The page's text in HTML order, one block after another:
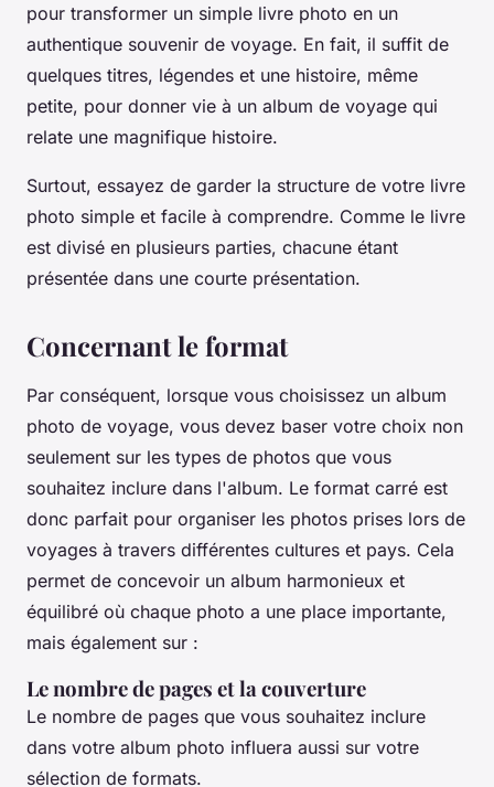
pour transformer un simple livre photo en un
authentique souvenir de voyage. En fait, il suffit de
quelques titres, légendes et une histoire, même
petite, pour donner vie à un album de voyage qui
relate une magnifique histoire.
Surtout, essayez de garder la structure de votre livre
photo simple et facile à comprendre. Comme le livre
est divisé en plusieurs parties, chacune étant
présentée dans une courte présentation.
Concernant le format
Par conséquent, lorsque vous choisissez un album
photo de voyage, vous devez baser votre choix non
seulement sur les types de photos que vous
souhaitez inclure dans l'album. Le format carré est
donc parfait pour organiser les photos prises lors de
voyages à travers différentes cultures et pays. Cela
permet de concevoir un album harmonieux et
équilibré où chaque photo a une place importante,
mais également sur :
Le nombre de pages et la couverture
Le nombre de pages que vous souhaitez inclure
dans votre album photo influera aussi sur votre
sélection de formats.